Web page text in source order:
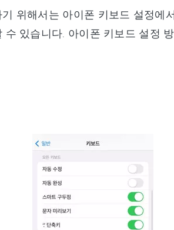
위해서는 아이폰 키보드 설정에
있습니다. 아이폰 키보드 설정